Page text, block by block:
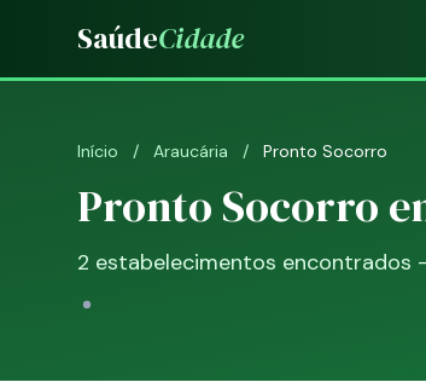
SaúdeCidade
Início / Araucária / Pronto Socorro
Pronto Socorro
2 estabelecimentos encontrados